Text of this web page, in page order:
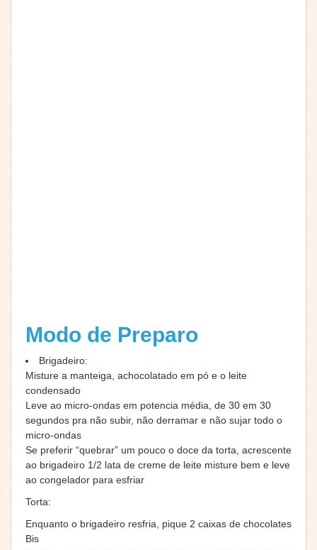
Modo de Preparo
Brigadeiro:
Misture a manteiga, achocolatado em pó e o leite
condensado
Leve ao micro-ondas em potencia média, de 30 em 30
segundos pra não subir, não derramar e não sujar todo o
micro-ondas
Se preferir “quebrar” um pouco o doce da torta, acrescente
ao brigadeiro 1/2 lata de creme de leite misture bem e leve
ao congelador para esfriar
Torta:
Enquanto o brigadeiro resfria, pique 2 caixas de chocolates
Bis